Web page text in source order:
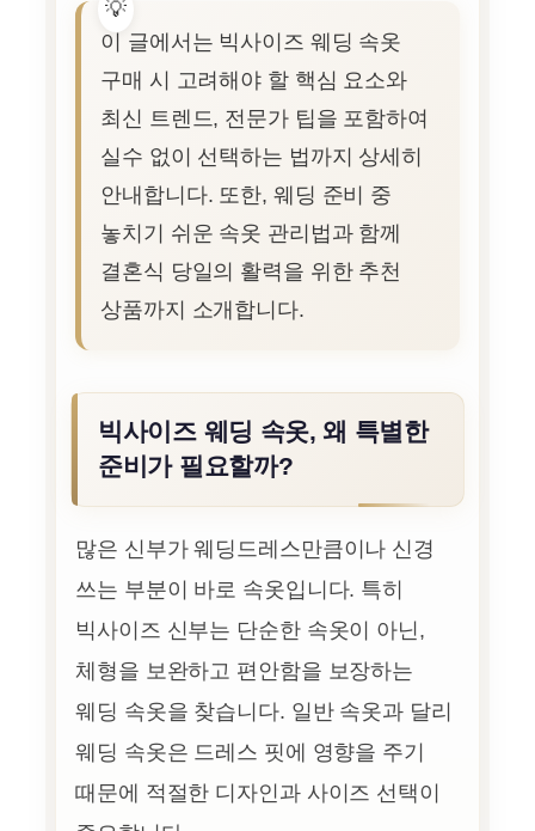
이 글에서는 빅사이즈 웨딩 속옷
구매 시 고려해야 할 핵심 요소와
최신 트렌드, 전문가 팁을 포함하여
실수 없이 선택하는 법까지 상세히
안내합니다. 또한, 웨딩 준비 중
놓치기 쉬운 속옷 관리법과 함께
결혼식 당일의 활력을 위한 추천
상품까지 소개합니다.
빅사이즈 웨딩 속옷, 왜 특별한
준비가 필요할까?
많은 신부가 웨딩드레스만큼이나 신경
쓰는 부분이 바로 속옷입니다. 특히
빅사이즈 신부는 단순한 속옷이 아닌,
체형을 보완하고 편안함을 보장하는
웨딩 속옷을 찾습니다. 일반 속옷과 달리
웨딩 속옷은 드레스 핏에 영향을 주기
때문에 적절한 디자인과 사이즈 선택이